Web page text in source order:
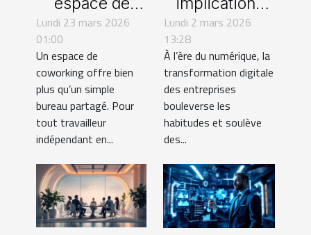
coworking
stimule-t-il la
productivité
des
indépendants ?
Lundi 23 mars 2026
01:00
Un espace de
coworking offre bien
plus qu’un simple
bureau partagé. Pour
tout travailleur
indépendant en...
juridiques de la
transformation
numérique des
entreprises
Lundi 2 mars 2026
13:28
À l’ère du numérique, la
transformation digitale
des entreprises
bouleverse les
habitudes et soulève
des...